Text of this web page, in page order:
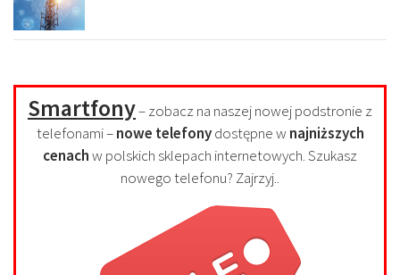
Smartfony– zobacz na naszej nowej podstronie z
telefonami –nowe telefonydostępne w najniższych
cenachw polskich sklepach internetowych. Szukasz
nowego telefonu? Zajrzyj..